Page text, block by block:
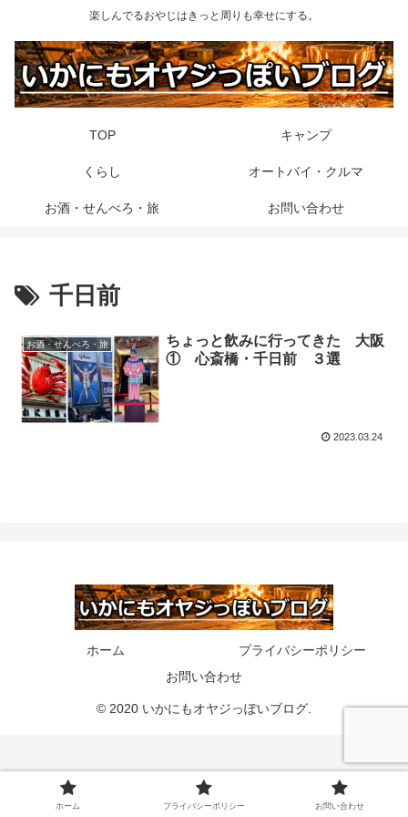
楽しんでるおやじはきっと周りも幸せにする。
TOP キャンプ
くらし オートバイ・クルマ
お酒・せんべろ・旅 お問い合わせ
千日前
お酒・せんべろ・旅
ちょっと飲みに行ってきた 大阪
① 心斎橋・千日前 ３選
2023.03.24
ホーム
プライバシーポリシー
お問い合わせ
© 2020 いかにもオヤジっぽいブログ.
ホーム プライバシーポリシー お問い合わせ